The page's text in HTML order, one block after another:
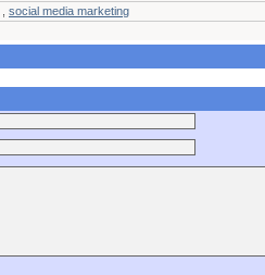
social media marketing